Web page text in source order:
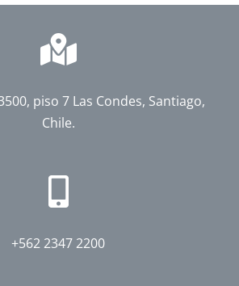
piso 7 Las Condes, Santiago,
Chile.
+562 2347 2200